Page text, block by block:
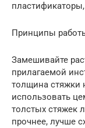
Принципы
Замешивайте
прилагаемой
толщина стяжки
использовать
толстых стяжек
прочнее, лучше